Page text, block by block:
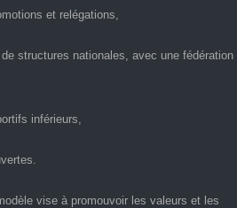
et relégations,
structures nationales, avec une fédération
inférieurs,
vise à promouvoir les valeurs et les